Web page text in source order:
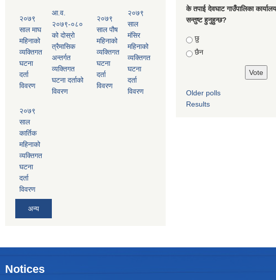
२०७९
साल माघ
महिनाको
व्यक्तिगत
घटना
दर्ता
विवरण
आ.व.
२०७९-०८०
को दोस्रो
त्रैमासिक
अन्तर्गत
व्यक्तिगत
घटना दर्ताको
विवरण
२०७९
साल पौष
महिनाको
व्यक्तिगत
घटना
दर्ता
विवरण
२०७९
साल
मंसिर
महिनाको
व्यक्तिगत
घटना
दर्ता
विवरण
२०७९
साल
कार्तिक
महिनाको
व्यक्तिगत
घटना
दर्ता
विवरण
अन्य
के तपाई देवघाट गाउँपालिका
सन्तुष्ट हुनुहुन्छ?
Choices
छु
छैन
Older polls
Results
Notices